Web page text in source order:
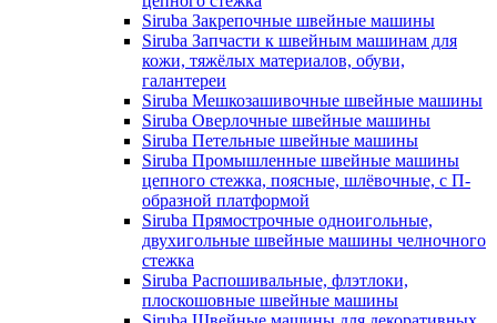
Siruba Закрепочные швейные машины
Siruba Запчасти к швейным машинам для
кожи, тяжёлых материалов, обуви,
галантереи
Siruba Мешкозашивочные швейные машины
Siruba Оверлочные швейные машины
Siruba Петельные швейные машины
Siruba Промышленные швейные машины
цепного стежка, поясные, шлёвочные, с П-
образной платформой
Siruba Прямострочные одноигольные,
двухигольные швейные машины челночного
стежка
Siruba Распошивальные, флэтлоки,
плоскошовные швейные машины